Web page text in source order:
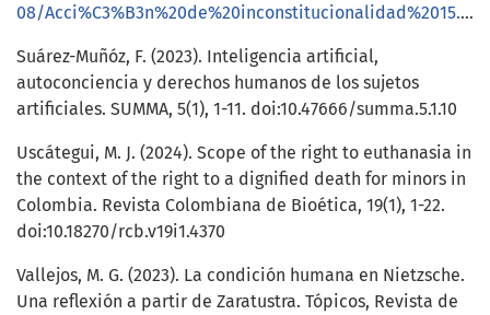
08/Acci%C3%B3n%20de%20inconstitucionalidad%2015.2017%20y%20sus%20acumuladas%20DEFINITIVA.pdf
Suárez-Muñóz, F. (2023). Inteligencia artificial,
autoconciencia y derechos humanos de los sujetos
artificiales. SUMMA, 5(1), 1-11. doi:10.47666/summa.5.1.10
Uscátegui, M. J. (2024). Scope of the right to euthanasia in
the context of the right to a dignified death for minors in
Colombia. Revista Colombiana de Bioética, 19(1), 1-22.
doi:10.18270/rcb.v19i1.4370
Vallejos, M. G. (2023). La condición humana en Nietzsche.
Una reflexión a partir de Zaratustra. Tópicos, Revista de